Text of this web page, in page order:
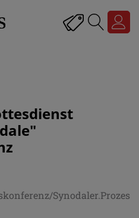
Synodaler.Prozes